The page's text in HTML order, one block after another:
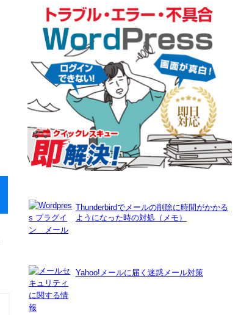
Thunderbirdでメールの削除に時間がかかる
ようになった時の対処（メモ）
Yahoo!メールに届く迷惑メール対策